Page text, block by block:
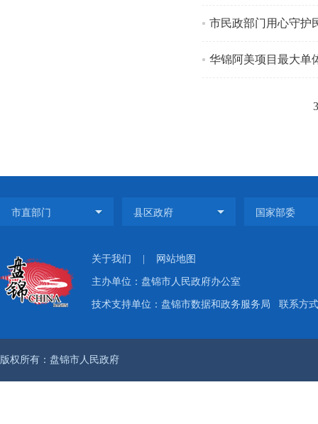
市民政部门用心守护
华锦阿美项目最大
关于我们 网站地图
主办单位：盘锦市人民政府办公室
技术支持单位：盘锦市数据和政务服务局 联系方
版权所有：盘锦市人民政府